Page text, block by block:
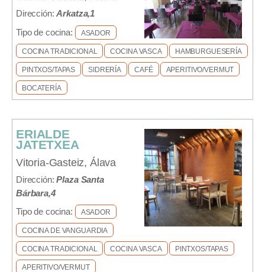
Dirección:Arkatza,1
Tipo de cocina:
ASADOR
COCINA TRADICIONAL COCINA VASCA HAMBURGUESERÍA
PINTXOS/TAPAS SIDRERÍA CAFÉ APERITIVO/VERMUT
BOCATERÍA
ERIALDE
JATETXEA
Vitoria-Gasteiz, Álava
Dirección:Plaza Santa
Bárbara,4
Tipo de cocina:
ASADOR
COCINA DE VANGUARDIA
COCINA TRADICIONAL COCINA VASCA PINTXOS/TAPAS
APERITIVO/VERMUT